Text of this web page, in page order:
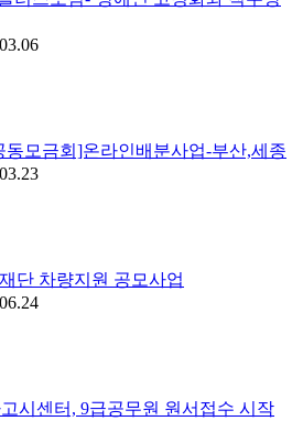
모금회]온라인배분사업-부산,세종
단 차량지원 공모사업
시센터, 9급공무원 원서접수 시작